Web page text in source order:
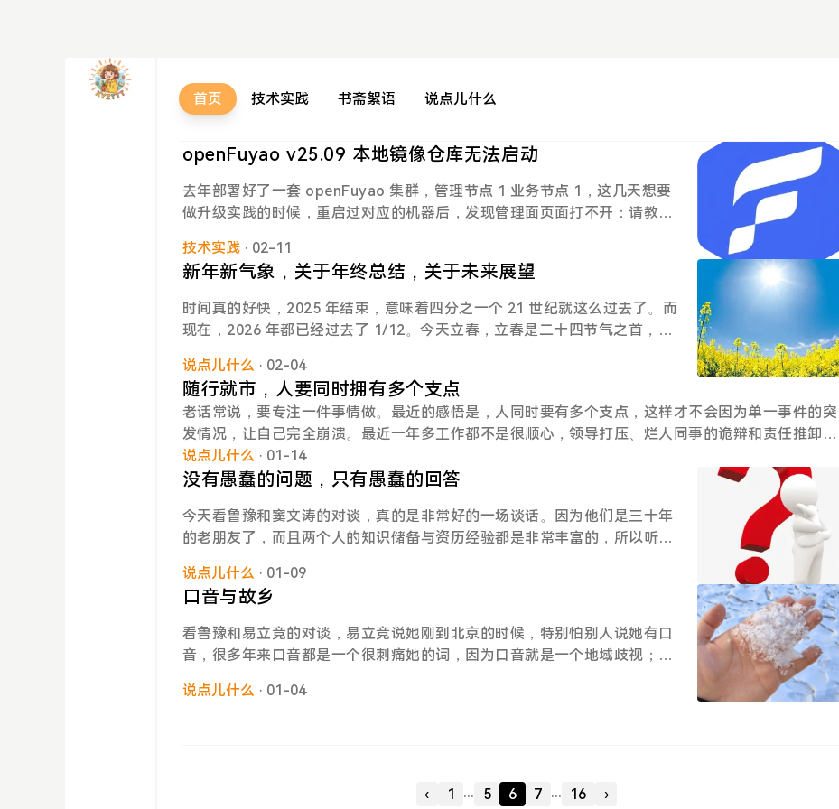
首页 技术实践 书斋絮语 说点儿什么
openFuyao v25.09 本地镜像仓库无法启动
去年部署好了一套 openFuyao 集群，管理节点 1 业务节点 1，这几天想要
做升级实践的时候，重启过对应的机器后，发现管理面页面打不开：请教了
od -A通过输出发现管理集群没起来：本地镜像仓库无法启动发现是本地镜像
仓库无法启动，导致集群内依赖该仓库的容器无法启动。大佬解释了这可能
是 openFuyao v2509 的已知问题，部署后会移除 registry ca 证书，导致重
启后 registry 起不来，进而导致管理面集群重启后无法获取镜像。执行以下
命令：cd /etc/docker/bocloud_image_registry && sudo bash generate
-registry-certs.sh输出：再次查看集群 pod，执行以下命令：sudo nerdctl
exec -it kubernetes -- kubectl get pod -A查看发现输出有两个容器异
常：删掉两个异常容器再重新创建：删除再重建命令：sudo nerdctl exec -i
t kub
技术实践 · 02-11
新年新气象，关于年终总结，关于未来展望
时间真的好快，2025 年结束，意味着四分之一个 21 世纪就这么过去了。而
现在，2026 年都已经过去了 1/12。今天立春，立春是二十四节气之首，寓
北方冬天那么凛冽寒冷，但我也依然期待拥抱春天。所以就这么开始我的年
度总结吧。首先说说工作吧前两天刚好在写年终绩效，发现自己一年主导了 5
个产品做完了 16 个迭代开发，包括一个新的产品的从 0 到 1，虽然现在还在
测试中；做了两场大型的面向公司全体销售、售前的产品培训。有被更多的
人广泛认识与认可。还有新产品的发布、开发新的产品资料，也推进了很多
曾经不太可能的事情变为真实。我总体上觉得自己还是做了很多事情，取得
了一些成果的。对自己的工作总体满意。希望自己能继续加油。但是我的工
作体感是很憋屈的，领导的不认可与否定，一些同事的刁难与不尊重，不断
努力但永远争取不到的权益。我好像现在陷入了一种巨大的停滞期，在一直
被边缘化。不过好在已经逐渐适应了，没有刚开始那么愤愤不平、那么激烈
了，因为在逐渐修炼自己的心态。不过还是需要继续修炼，要走的路还很
说点儿什么 · 02-04
随行就市，人要同时拥有多个支点
老话常说，要专注一件事情做。最近的感悟是，人同时要有多个支点，这样才不会因为单一事件的突
发情况，让自己完全崩溃。最近一年多工作都不是很顺心，领导打压、烂人同事的诡辩和责任推卸，
让我心里其实特别特别难受。今天也是，明明我只是一个连项目都不允许对接、不允许过问管理，但
要批项目价格的人，拿着报价过来的项目问负责项目售前的同事，这个项目价格是否跟他沟通过、我
是否可以把报价批了。当然不出意外地一上午不回消息，好不容易回消息了说不知道。我说：那您这
边要跟对方沟通一下吗，现在流程卡在这里。回我说 没主动找他的，他不能沟通。我也没招了问那
就只能卡在这里吗？他对我哐哐哐输出好多话，又是硬件配置不可以、又是这个你对接过吗、那个你
对接过吗。语气就是那种不好好说话，直挺挺地质问你的话，但是这些我都不被允许知道呀，而且正
常情况项目也是得大家一起讨论才知道他们的合理还是不合理。所以挺让人难受的，不过还是压住了
跟他吵的情绪，说我跟销售联系一下，看看他给您回个电话吧。中午吃饭的时候也一直憋着气，特难
受，也吃不太下，胃堵堵的。午休时间在外面兜圈儿消解自己的情绪，觉得挺委屈的，在这里干得真
的很没劲。但是得好好纾解自己啊，
说点儿什么 · 01-14
没有愚蠢的问题，只有愚蠢的回答
今天看鲁豫和窦文涛的对谈，真的是非常好的一场谈话。因为他们是三十年
的老朋友了，而且两个人的知识储备与资历经验都是非常丰富的，所以听他
行》，但是通过这场对谈，让我对窦文涛有了一些探索的兴趣，我觉得这个
人真的好有趣，之后准备去看一下。目前鲁豫和窦文涛的对谈看到一半，中
间关于【没有愚蠢的问题】这一部分让我有比较大的感触。所以写下了这篇
内容。话题开篇话题的由头是鲁豫说，她在采访前习惯性地做非常多准备，
可能也是一种 PTSD，因为早年间的一些采访画面，被不断剪辑和鬼畜之
后，她会想要在每次采访前都能做更多更多的准备，好让自己不给观众留下
题，只有愚蠢的回答。这句话他是站在一个提问者的角度，以他三十几年的
说点儿什么 · 01-09
口音与故乡
看鲁豫和易立竞的对谈，易立竞说她刚到北京的时候，特别怕别人说她有口
音，很多年来口音都是一个很刺痛她的词，因为口音就是一个地域歧视；她
但是回北京之后，别人又说她大舌头；她说：故乡是你离开之后就再也回不
老师。所以我家的普通话其实也还算标准，我在我家普通话甚至是最标准。
说点儿什么 · 01-04
‹ 1 ... 5 6 7 ... 16 ›